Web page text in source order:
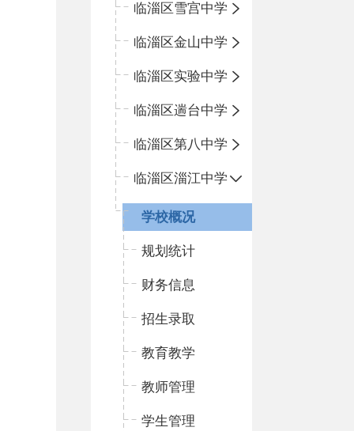
临淄区雪宫中学
临淄区金山中学
临淄区实验中学
临淄区遄台中学
临淄区第八中学
临淄区淄江中学
学校概况
规划统计
财务信息
招生录取
教育教学
教师管理
学生管理